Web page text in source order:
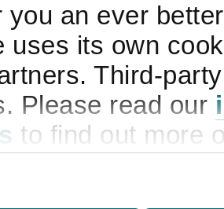
you an ever
uses its own
Third-
Please read our
to find out more